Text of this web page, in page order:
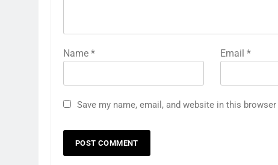
Name * Email *
Save my name, email, and website in this